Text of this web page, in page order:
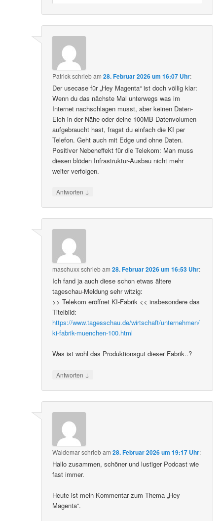
Patrickschriebam28. Februar 2026 um 16:07 Uhr:
Der usecase für „Hey Magenta“ ist doch völlig klar:
Wenn du das nächste Mal unterwegs was im
Internet nachschlagen musst, aber keinen Daten-
Elch in der Nähe oder deine 100MB Datenvolumen
aufgebraucht hast, fragst du einfach die KI per
Telefon. Geht auch mit Edge und ohne Daten.
Positiver Nebeneffekt für die Telekom: Man muss
diesen blöden Infrastruktur-Ausbau nicht mehr
weiter verfolgen.
Antworten ↓
maschuxxschriebam28. Februar 2026 um 16:53 Uhr:
Ich fand ja auch diese schon etwas ältere
tageschau-Meldung sehr witzig:
>> Telekom eröffnet KI-Fabrik << insbesondere das
Titelbild:
https://www.tagesschau.de/wirtschaft/unternehmen/
ki-fabrik-muenchen-100.html
Was ist wohl das Produktionsgut dieser Fabrik..?
Antworten ↓
Waldemarschriebam28. Februar 2026 um 19:17 Uhr:
Hallo zusammen, schöner und lustiger Podcast wie
fast immer.
Heute ist mein Kommentar zum Thema „Hey
Magenta“.